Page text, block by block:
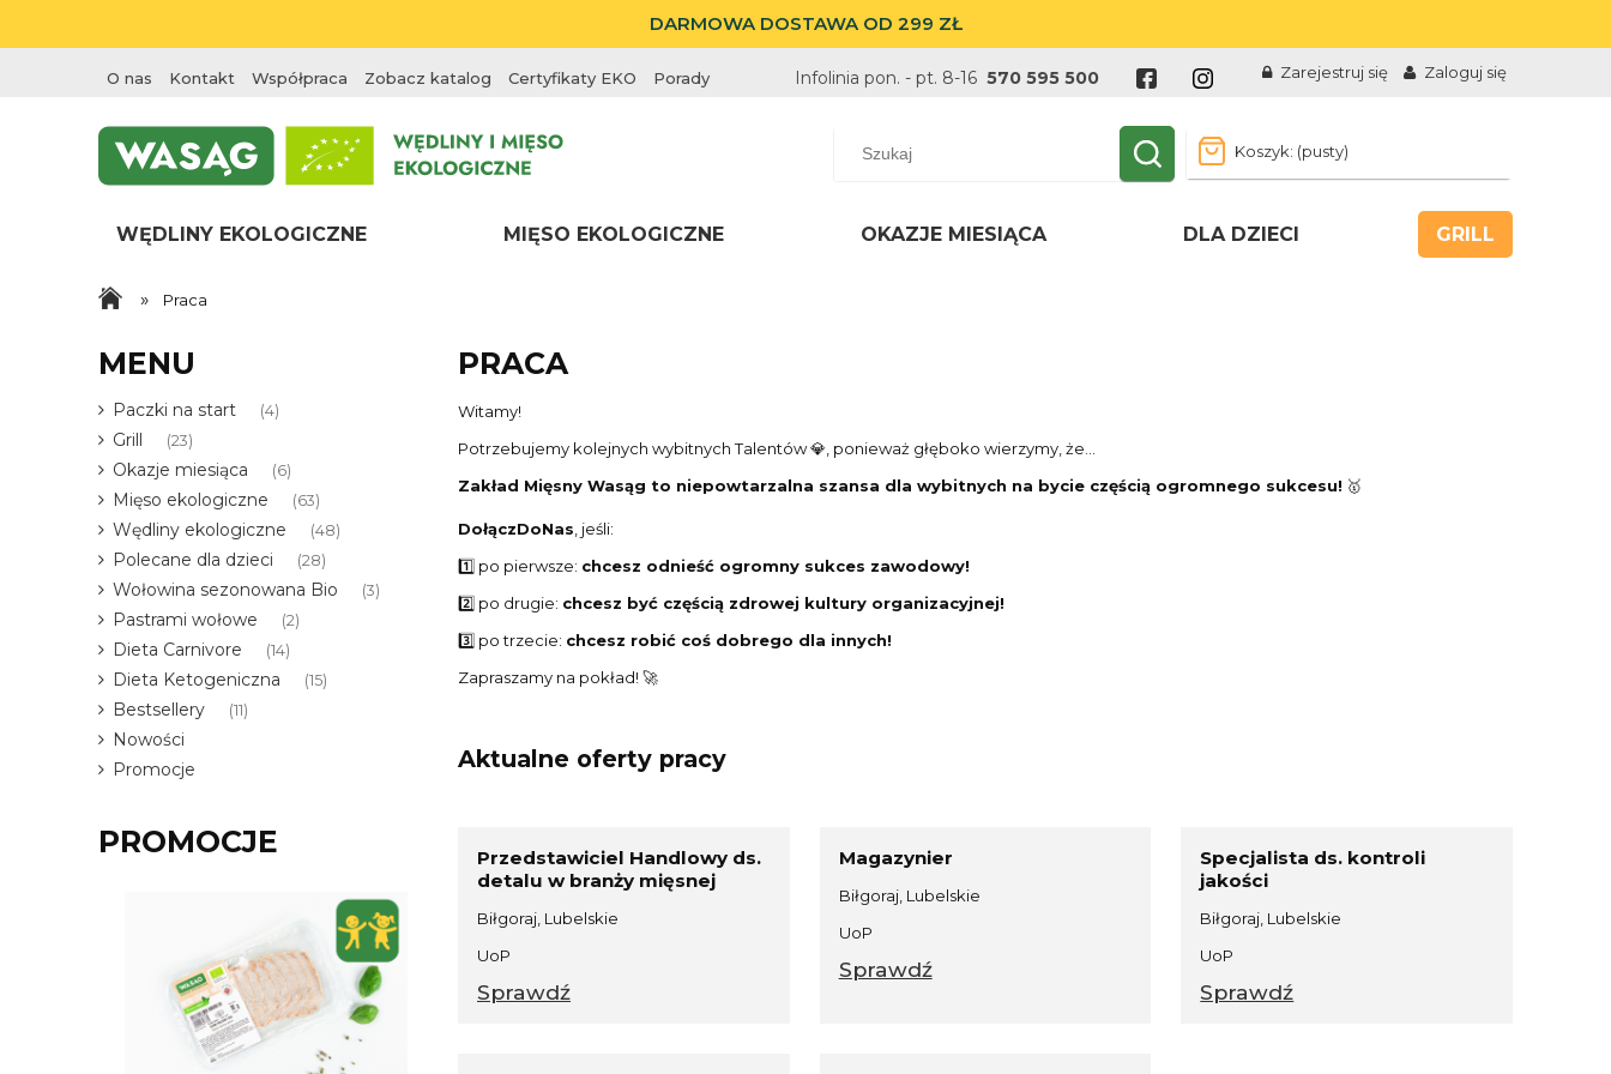
DARMOWA DOSTAWA OD 299 ZŁ
Zarejestruj się Zaloguj się
Koszyk: (pusty)
WĘDLINY EKOLOGICZNE MIĘSO EKOLOGICZNE OKAZJE MIESIĄCA DLA DZIECI GRILL
» Praca
O nas Kontakt Współpraca Zobacz katalog Certyfikaty EKO Porady Infolinia pon. - pt. 8-16 570 595 500
MENU
Paczki na start (4)
Grill (23)
Okazje miesiąca (6)
Mięso ekologiczne (63)
Wędliny ekologiczne (48)
Polecane dla dzieci (28)
Wołowina sezonowana Bio (3)
Pastrami wołowe (2)
Dieta Carnivore (14)
Dieta Ketogeniczna (15)
Bestsellery (11)
Nowości
Promocje
PROMOCJE
PRACA
Witamy!
Potrzebujemy kolejnych wybitnych Talentów 💎, ponieważ głęboko wierzymy, że…
Zakład Mięsny Wasąg to niepowtarzalna szansa dla wybitnych na bycie częścią ogromnego sukcesu! 🥇
DołączDoNas , jeśli:
1️⃣ po pierwsze: chcesz odnieść ogromny sukces zawodowy!
2️⃣ po drugie: chcesz być częścią zdrowej kultury organizacyjnej!
3️⃣ po trzecie: chcesz robić coś dobrego dla innych!
Zapraszamy na pokład! 🚀
Aktualne oferty pracy
Przedstawiciel Handlowy ds.
detalu w branży mięsnej
Biłgoraj, Lubelskie
UoP
Sprawdź
Magazynier
Biłgoraj, Lubelskie
UoP
Sprawdź
Specjalista ds. kontroli
jakości
Biłgoraj, Lubelskie
UoP
Sprawdź